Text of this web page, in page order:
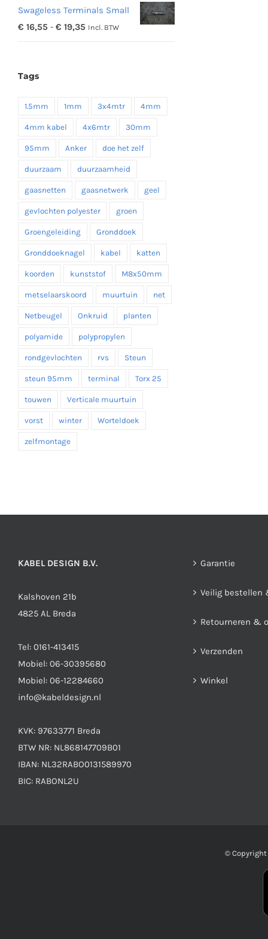
Swageless Terminals Small
€ 16,55 - € 19,35 Prijsklasse:
Incl. BTW
Tags
1.5mm 1mm 3x4mtr 4mm
4mm kabel 4x6mtr 30mm
95mm Anker doe het zelf
duurzaam duurzaamheid
gaasnetten gaasnetwerk geel
gevlochten polyester groen
Groengeleiding Gronddoek
Gronddoeknagel kabel katten
koorden kunststof M8x50mm
metselaarskoord muurtuin net
Netbeugel Onkruid planten
polyamide polypropylen
rondgevlochten rvs Steun
steun 95mm terminal Torx 25
touwen Verticale muurtuin
vorst winter Worteldoek
zelfmontage
KABEL DESIGN B.V.
Kalshoven 21b
4825 AL Breda
Tel: 0161-413415
Mobiel: 06-30395680
Mobiel: 06-12284660
info@kabeldesign.nl
KVK: 97633771 Breda
BTW NR: NL868147709B01
IBAN: NL32RABO0131589970
BIC: RABONL2U
Garantie
Veilig bestellen
Retourneren &
Verzenden
Winkel
© Copyright